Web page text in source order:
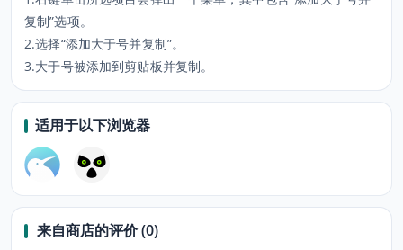
复制”选项。
2.选择“添加大于号并复制”。
3.大于号被添加到剪贴板并复制。
适用于以下浏览器
来自商店的评价 (0)